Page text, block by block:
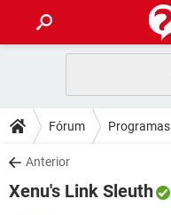
CELULAR
OUTLOOK
INSTAGRAM
DICAS
JOGOS
DOWNLOADS
JOGOS
Fórum Programas
Anterior
Xenu's Link Sleuth